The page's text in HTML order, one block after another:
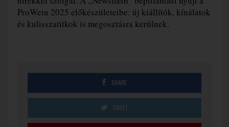
ProWein 2025 előkészületeibe: új kiállítók, kínálatok
és kulisszatitkok is megosztásra kerülnek.
SHARE
TWEET